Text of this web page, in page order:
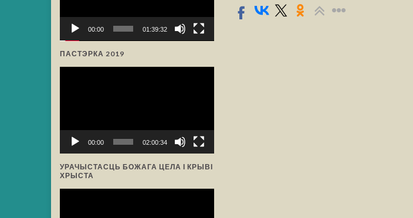
00:00 01:39:32
ПАСТЭРКА 2019
00:00 02:00:34
УРАЧЫСТАСЦЬ БОЖАГА ЦЕЛА І КРЫВІ
ХРЫСТА